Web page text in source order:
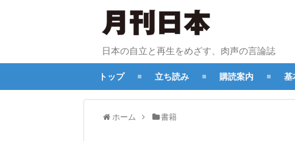
日本の自立と再生をめざす、肉声の言論誌
トップ 立ち読み 購読案内 基
ホーム 書籍